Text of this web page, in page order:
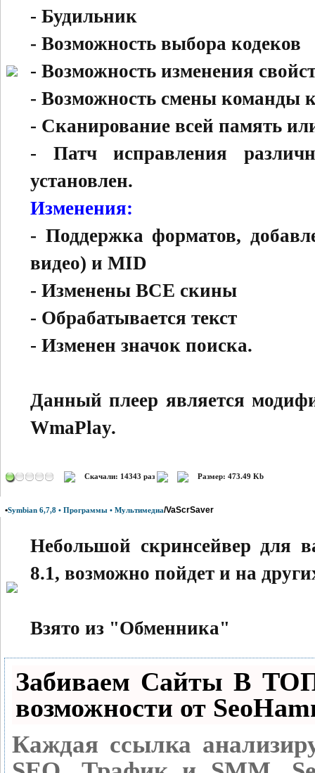
- Будильник
- Возможность выбора кодеков
- Возможность изменения
- Возможность смены команды
- Сканирование всей память
- Патч исправления
установлен.
Изменения:
- Поддержка форматов,
видео) и MID
- Изменены ВСЕ скины
- Обрабатывается текст
- Изменен значок поиска.
Данный плеер является
WmaPlay.
Скачали: 14343 раз Размер: 473.49 Kb
•Symbian 6,7,8 • Программы • Мультимедиа/VaScrSaver
Небольшой скринсейвер для
8.1, возможно пойдет и на
Взято из "Обменника"
Забиваем Сайты В
возможности от
Каждая ссылка